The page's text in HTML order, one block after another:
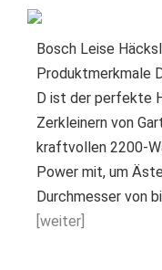
Bosch Leise
Produktmerkmale
D ist der perfekte
Zerkleinern von
kraftvollen 2200-
Power mit, um
Durchmesser von
[weiter]